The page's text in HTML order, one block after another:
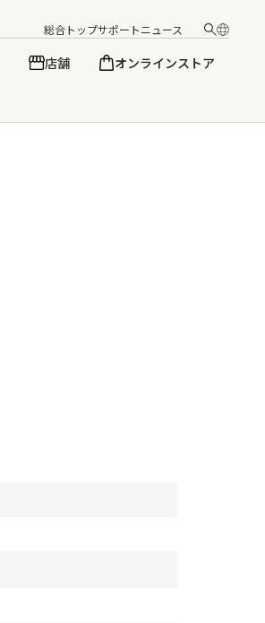
総合トップサポートニュース
日本語
店舗 オンラインストア